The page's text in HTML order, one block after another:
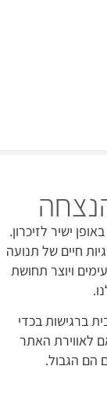
ישיר לזיכרון.
חיים של תנועה
ויוצר תחושת
ברגישות בכדי
לאווירת האתר
הם הגבול.